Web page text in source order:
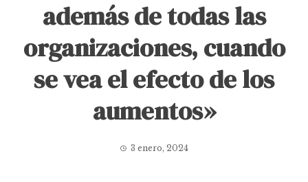
además de todas las
organizaciones, cuando
se vea el efecto de los
aumentos»
3 enero, 2024